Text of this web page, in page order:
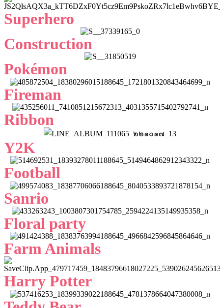
Superhero
Construction
Pokémon
Fireman
Ribbon
Y2K
Football
Sanrio
Floral party
Farm Animals
Harry Potter